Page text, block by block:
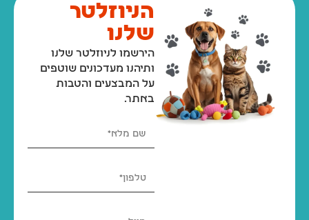
הניוזלטר
שלנו
הירשמו לניוזלטר שלנו
ותיהנו מעדכונים שוטפים
על המבצעים והטבות
באתר.